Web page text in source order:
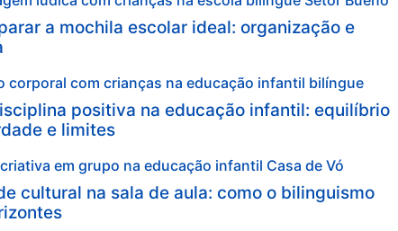
a mochila escolar ideal: organização e
positiva na educação infantil: equilíbrio
e limites
cultural na sala de aula: como o bilinguismo